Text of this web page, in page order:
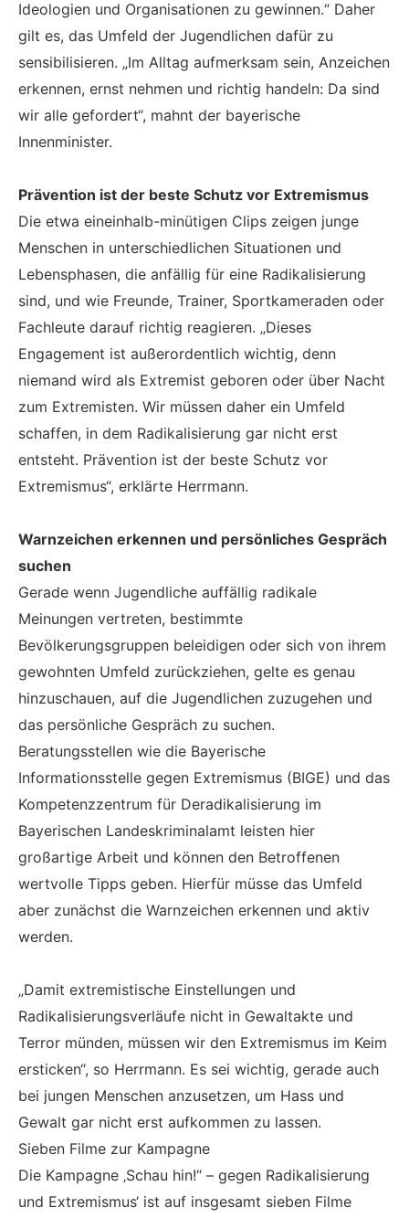
Ideologien und Organisationen zu gewinnen.“ Daher
gilt es, das Umfeld der Jugendlichen dafür zu
sensibilisieren. „Im Alltag aufmerksam sein, Anzeichen
erkennen, ernst nehmen und richtig handeln: Da sind
wir alle gefordert“, mahnt der bayerische
Innenminister.
Prävention ist der beste Schutz vor Extremismus
Die etwa eineinhalb-minütigen Clips zeigen junge
Menschen in unterschied­li­chen Situationen und
Lebensphasen, die anfällig für eine Radikalisierung
sind, und wie Freun­de, Trainer, Sportkameraden oder
Fach­leute darauf richtig reagieren. „Dieses
Engagement ist außerordentlich wichtig, denn
niemand wird als Extremist geboren oder über Nacht
zum Extremisten. Wir müssen daher ein Umfeld
schaffen, in dem Radikalisierung gar nicht erst
entsteht. Prävention ist der beste Schutz vor
Extremismus“, erklärte Herrmann.
Warnzeichen erkennen und persönliches Gespräch
suchen
Gerade wenn Jugendliche auffällig radikale
Meinungen vertreten, bestimmte
Bevölkerungsgruppen beleidigen oder sich von ihrem
gewohnten Umfeld zurückziehen, gelte es genau
hinzuschauen, auf die Jugendlichen zuzugehen und
das persönliche Gespräch zu suchen.
Beratungsstellen wie die Bayerische
Informationsstelle gegen Extremismus (BIGE) und das
Kompetenzzentrum für Deradikalisierung im
Bayerischen Landeskriminalamt leisten hier
großartige Arbeit und können den Betroffenen
wertvolle Tipps geben. Hierfür müsse das Umfeld
aber zunächst die Warnzeichen erkennen und aktiv
werden.
„Damit extremistische Einstellungen und
Radikalisierungsverläufe nicht in Gewaltakte und
Terror münden, müssen wir den Extremismus im Keim
ersticken“, so Herrmann. Es sei wichtig, gerade auch
bei jungen Menschen anzusetzen, um Hass und
Gewalt gar nicht erst aufkommen zu lassen.
Sieben Filme zur Kampagne
Die Kampagne ‚Schau hin!“ – gegen Radikalisierung
und Extremismus‘ ist auf insgesamt sieben Filme